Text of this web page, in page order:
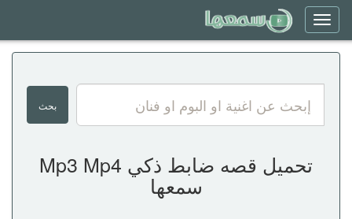
Toggle
navigation
تحميل قصه ضابط ذكي Mp3 Mp4
سمعها